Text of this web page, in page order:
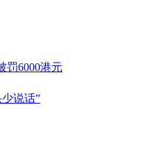
罚6000港元
说话”